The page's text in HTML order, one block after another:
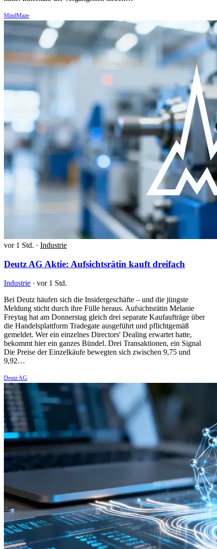
MindMaze
vor 1 Std. · Industrie
Deutz AG Aktie: Aufsichtsrätin kauft dreifach
Industrie · vor 1 Std.
Bei Deutz häufen sich die Insidergeschäfte – und die jüngste
Meldung sticht durch ihre Fülle heraus. Aufsichtsrätin Melanie
Freytag hat am Donnerstag gleich drei separate Kaufaufträge über
die Handelsplattform Tradegate ausgeführt und pflichtgemäß
gemeldet. Wer ein einzelnes Directors' Dealing erwartet hatte,
bekommt hier ein ganzes Bündel. Drei Transaktionen, ein Signal
Die Preise der Einzelkäufe bewegten sich zwischen 9,75 und
9,92…
Deutz AG